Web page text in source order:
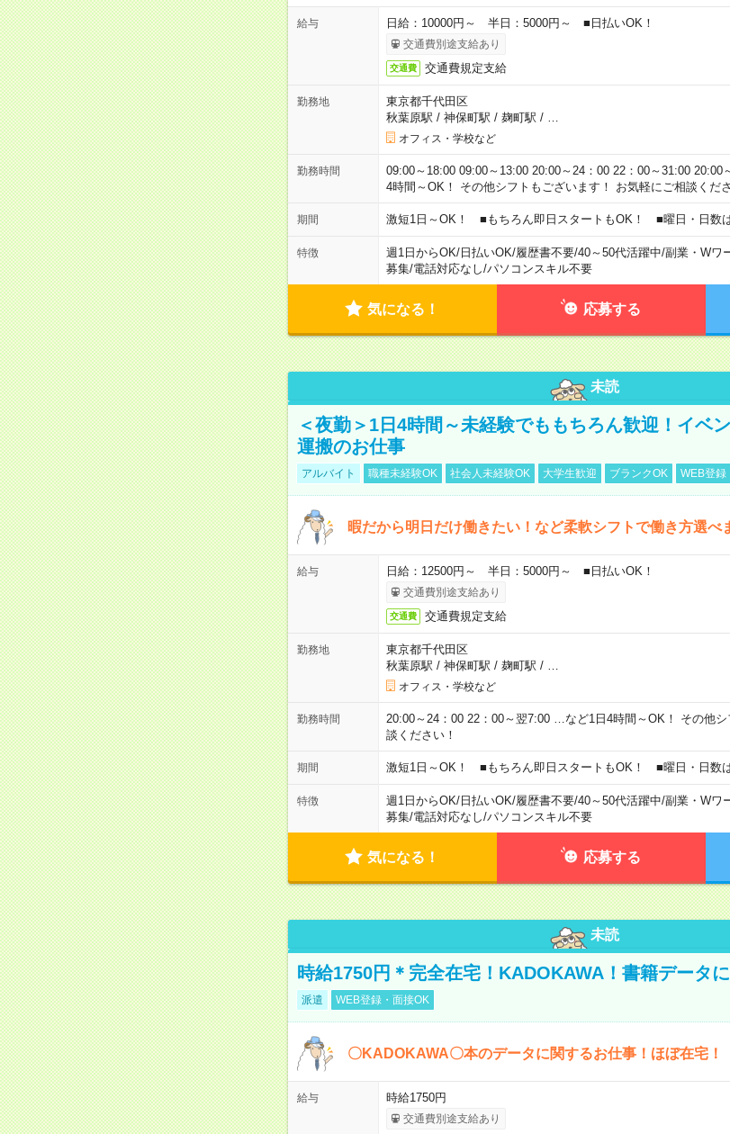
給与 日給：10000円～ 半日：5000円～ ■日払いOK！
交通費別途支給あり
交通費 交通費規定支給
勤務地
東京都千代田区
秋葉原駅 / 神保町駅 / 麹町駅 /
オフィス・学校など
勤務時間
09:00～18:00 09:00～13:00 20:00～24：00 22：00～31:00
4時間～OK！ その他シフトもございます！ お気軽にご相談くだ
期間 激短1日～OK！ ■もちろん即日スタートもOK！ ■曜日・日数
特徴 週1日からOK/日払いOK/履歴書不要/40～50代活躍中/副業・Wワ
募集/電話対応なし/パソコンスキル不要
気になる！ 応募する
未読
＜夜勤＞1日4時間～未経験でももちろん歓迎！イベ
運搬のお仕事
アルバイト 職種未経験OK 社会人未経験OK 大学生歓迎 ブランクOK WEB登録
暇だから明日だけ働きたい！など柔軟シフトで働き方選べ
給与 日給：12500円～ 半日：5000円～ ■日払いOK！
交通費別途支給あり
交通費 交通費規定支給
勤務地
東京都千代田区
秋葉原駅 / 神保町駅 / 麹町駅 /
オフィス・学校など
勤務時間
20:00～24：00 22：00～翌7:00 …など1日4時間～OK！ その他
談ください！
期間 激短1日～OK！ ■もちろん即日スタートもOK！ ■曜日・日数
特徴 週1日からOK/日払いOK/履歴書不要/40～50代活躍中/副業・Wワ
募集/電話対応なし/パソコンスキル不要
気になる！ 応募する
未読
時給1750円＊完全在宅！KADOKAWA！書籍データ
派遣 WEB登録・面接OK
〇KADOKAWA〇本のデータに関するお仕事！ほぼ在宅！
給与 時給1750円
交通費別途支給あり